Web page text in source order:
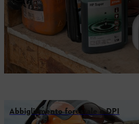
Abbigliamento forestale e DPI